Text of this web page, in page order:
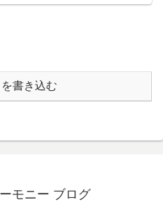
書き込む
モニー ブログ